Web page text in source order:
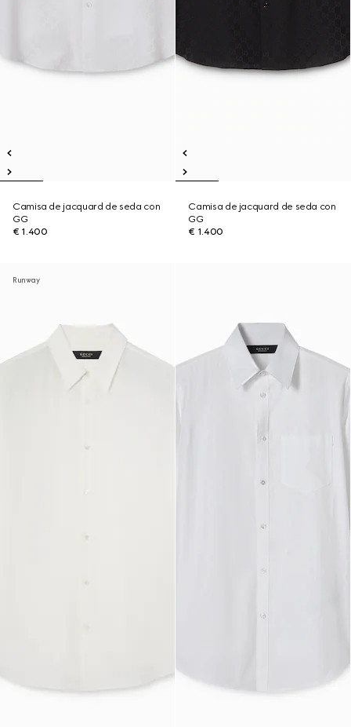
Camisa de jacquard de seda con
GG
€ 1.400
Camisa de jacquard de seda con
GG
€ 1.400
Runway